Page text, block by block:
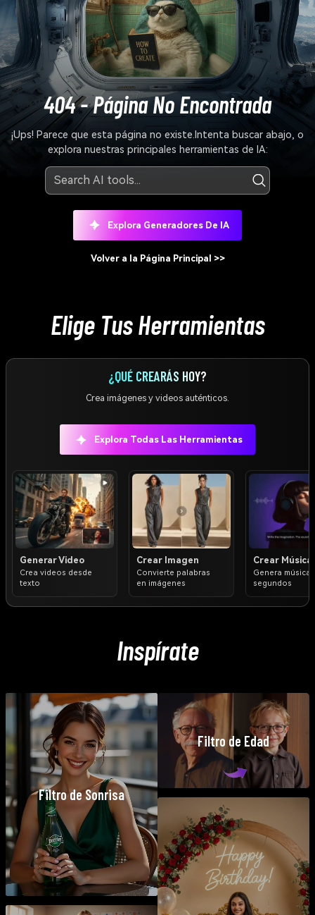
404 - Página No Encontrada
¡Ups! Parece que esta página no existe. Intenta buscar abajo, o
explora nuestras principales herramientas de IA:
Explora Generadores De IA
Volver a la Página Principal >>
Elige Tus Herramientas
¿QUÉ CREARÁS HOY?
Crea imágenes y videos auténticos.
Explora Todas Las Herramientas
Generar Video
Crea videos desde
texto
Crear Imagen
Convierte palabras
en imágenes
Crear Música
Genera música
segundos
Inspírate
Filtro de Sonrisa
Filtro de Edad